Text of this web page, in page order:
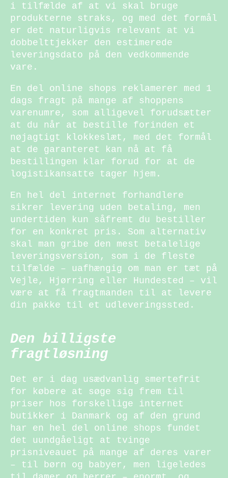
i tilfælde af at vi skal bruge
produkterne straks, og med det formål
er det naturligvis relevant at vi
dobbelttjekker den estimerede
leveringsdato på den vedkommende
vare.
En del online shops reklamerer med 1
dags fragt på mange af shoppens
varenumre, som alligevel forudsætter
at du når at bestille forinden et
nøjagtigt klokkeslæt, med det formål
at de garanteret kan nå at få
bestillingen klar forud for at de
logistikansatte tager hjem.
En hel del internet forhandlere
sikrer levering uden betaling, men
undertiden kun såfremt du bestiller
for en konkret pris. Som alternativ
skal man gribe den mest betalelige
leveringsversion, som i de fleste
tilfælde – uafhængig om man er tæt på
Vejle, Hjørring eller Hundested – vil
være at få fragtmanden til at levere
din pakke til et udleveringssted.
Den billigste
fragtløsning
Det er i dag usædvanlig smertefrit
for købere at søge sig frem til
priser hos forskellige internet
butikker i Danmark og af den grund
har en hel del online shops fundet
det uundgåeligt at tvinge
prisniveauet på mange af deres varer
– til børn og babyer, men ligeledes